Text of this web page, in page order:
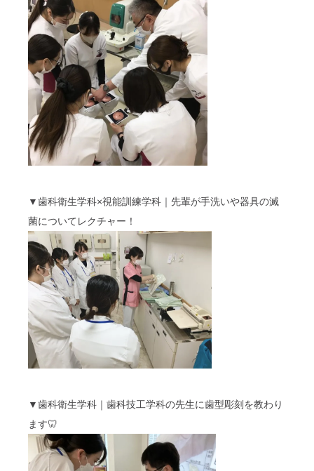
▼歯科衛生学科×視能訓練学科｜先輩が手洗いや器具の滅
菌についてレクチャー！
▼歯科衛生学科｜歯科技工学科の先生に歯型彫刻を教わり
ます🦷